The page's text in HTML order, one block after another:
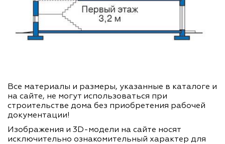
Все материалы и размеры, указанные в каталоге и
на сайте, не могут использоваться при
строительстве дома без приобретения рабочей
документации!
Изображения и 3D-модели на сайте носят
исключительно ознакомительный характер для